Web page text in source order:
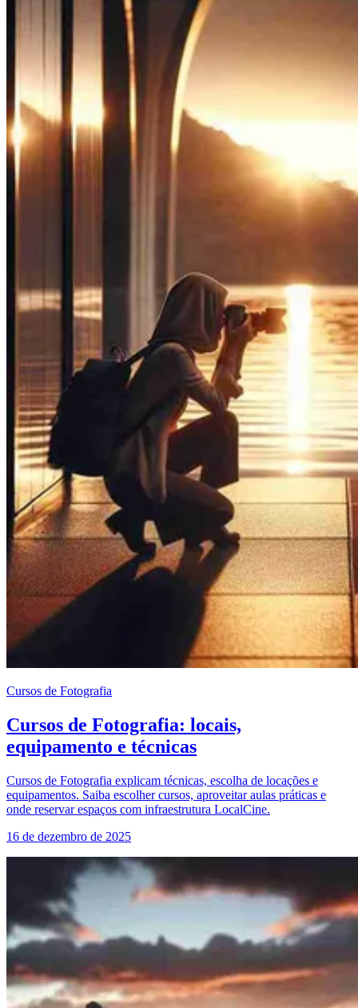
Cursos de Fotografia
Cursos de Fotografia: locais,
equipamento e técnicas
Cursos de Fotografia explicam técnicas, escolha de locações e
equipamentos. Saiba escolher cursos, aproveitar aulas práticas e
onde reservar espaços com infraestrutura LocalCine.
16 de dezembro de 2025